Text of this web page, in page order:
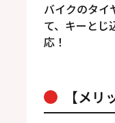
バイクのタイ
て、キーとじ
応！
【メリ